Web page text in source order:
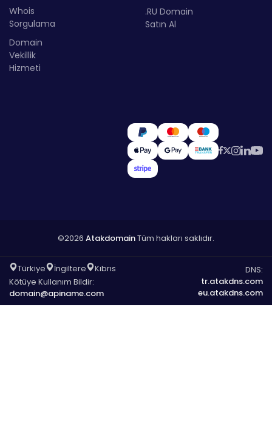
Whois
Sorgulama
Domain
Vekillik
Hizmeti
.RU Domain
Satın Al
©2026 AtakdomainTüm hakları saklıdır.
Türkiye İngiltere
Kıbrıs
Kötüye Kullanım Bildir:
domain@apiname.com
DNS:
tr.atakdns.com
eu.atakdns.com